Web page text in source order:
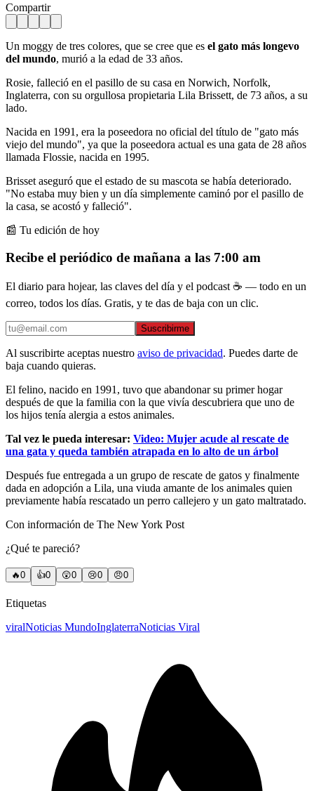
Compartir
Un moggy de tres colores, que se cree que es el gato más longevo
del mundo, murió a la edad de 33 años.
Rosie, falleció en el pasillo de su casa en Norwich, Norfolk,
Inglaterra, con su orgullosa propietaria Lila Brissett, de 73 años, a su
lado.
Nacida en 1991, era la poseedora no oficial del título de "gato más
viejo del mundo", ya que la poseedora actual es una gata de 28 años
llamada Flossie, nacida en 1995.
Brisset aseguró que el estado de su mascota se había deteriorado.
"No estaba muy bien y un día simplemente caminó por el pasillo de
la casa, se acostó y falleció".
📰 Tu edición de hoy
Recibe el periódico de mañana a las 7:00 am
El diario para hojear, las claves del día y el podcast ☕ — todo en un
correo, todos los días. Gratis, y te das de baja con un clic.
Suscribirme
Al suscribirte aceptas nuestro aviso de privacidad. Puedes darte de
baja cuando quieras.
El felino, nacido en 1991, tuvo que abandonar su primer hogar
después de que la familia con la que vivía descubriera que uno de
los hijos tenía alergia a estos animales.
Tal vez le pueda interesar: Video: Mujer acude al rescate de
una gata y queda también atrapada en lo alto de un árbol
Después fue entregada a un grupo de rescate de gatos y finalmente
dada en adopción a Lila, una viuda amante de los animales quien
previamente había rescatado un perro callejero y un gato maltratado.
Con información de The New York Post
¿Qué te pareció?
🔥0 👍0 😲0 😢0 😠0
Etiquetas
viralNoticias MundoInglaterraNoticias Viral